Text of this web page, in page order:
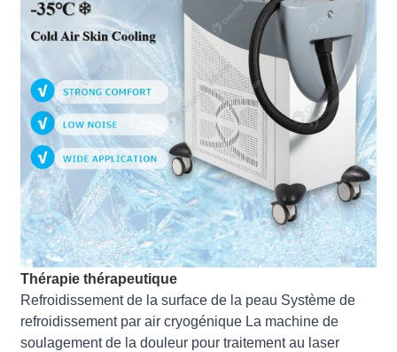
Thérapie thérapeutique
Refroidissement de la surface de la peau Système de
refroidissement par air cryogénique La machine de
soulagement de la douleur pour traitement au laser